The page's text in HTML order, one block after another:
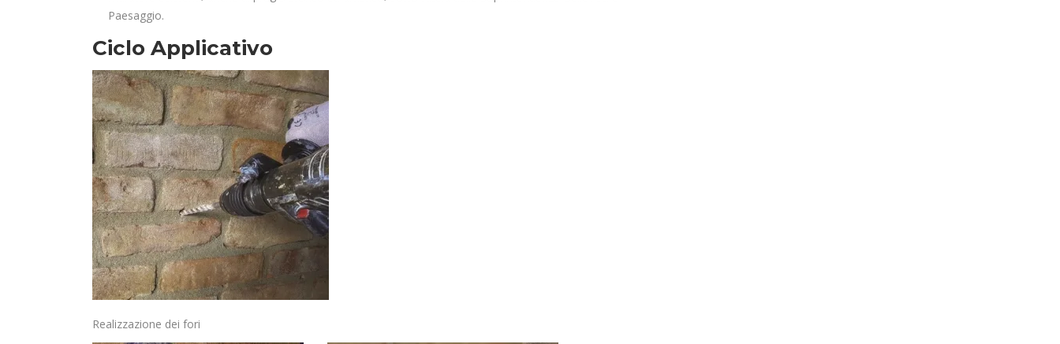
Paesaggio.
Ciclo Applicativo
Realizzazione dei fori